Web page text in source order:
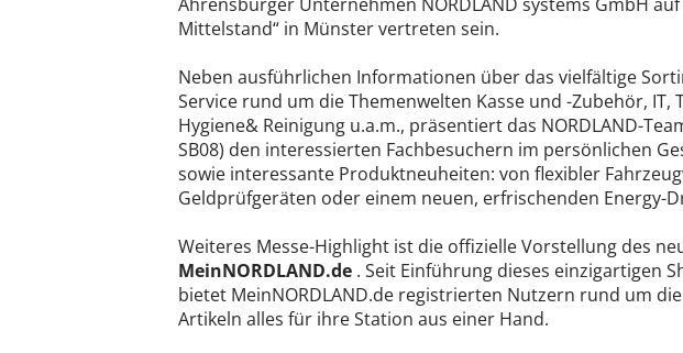
Mittelstand“ in Münster vertreten sein.
Neben ausführlichen Informationen über das vielfältige
Service rund um die Themenwelten Kasse und -Zubehör,
Hygiene& Reinigung u.a.m., präsentiert das NORDLAND-
SB08) den interessierten Fachbesuchern im persönlichen
sowie interessante Produktneuheiten: von flexibler
Geldprüfgeräten oder einem neuen, erfrischenden Energy-
Weiteres Messe-Highlight ist die offizielle Vorstellung des
MeinNORDLAND.de . Seit Einführung dieses einzigartigen
bietet MeinNORDLAND.de registrierten Nutzern rund um
Artikeln alles für ihre Station aus einer Hand.